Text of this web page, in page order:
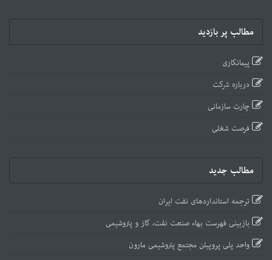
مطالب پر بازدید
پیمانکاری
درباره شرکت
چارت سازمانی
فرصت شغلی
مطالب جدید
ترجمه استانداردهای نفت ایران
بازبینی فهرست بهاء صنعت نفت، گاز و پتروشیمی
واحد پلی پروپیلن مجتمع پتروشیمی مارون